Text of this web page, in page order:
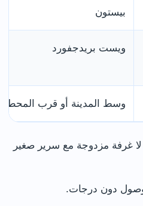
بيستون
ويست بريدجفورد
وسط المدينة أو قرب المحطة
لا غرفة مزدوجة مع سرير صغير
دون درجات.